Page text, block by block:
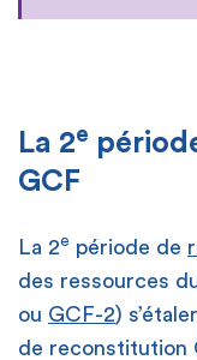
La 2e
GCF
La 2e période de
des ressources
ou GCF-2)
de reconstitution